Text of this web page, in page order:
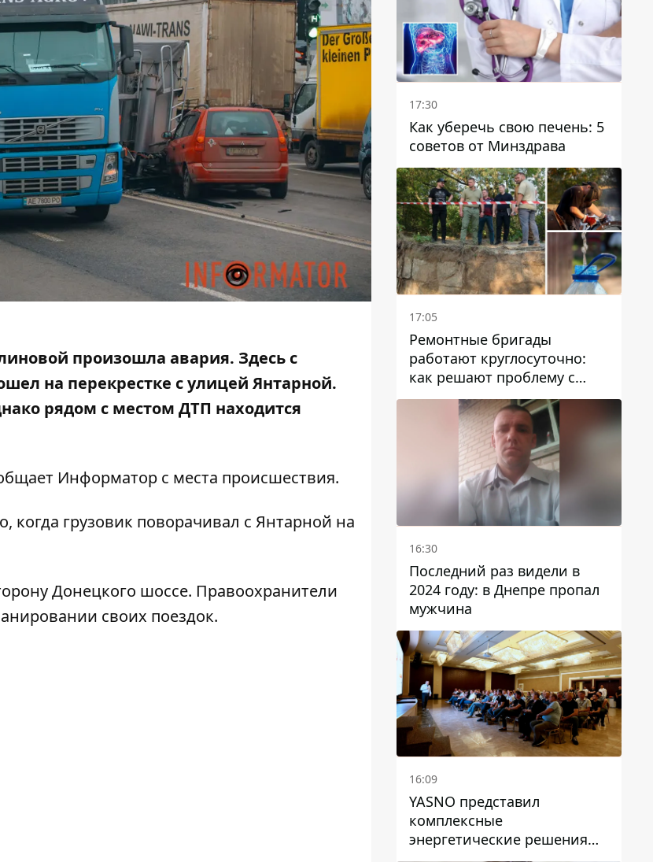
произошла авария. Здесь с
на перекрестке с улицей Янтарной.
рядом с местом ДТП находится
Информатор с места происшествия.
грузовик поворачивал с Янтарной на
Донецкого шоссе. Правоохранители
своих поездок.
17:30
Как уберечь свою печень: 5
советов от Минздрава
17:05
Ремонтные бригады
работают круглосуточно:
как решают проблему с
водой в Марганецкой
громаде
16:30
Последний раз видели в
2024 году: в Днепре пропал
мужчина
16:09
YASNO представил
комплексные
энергетические решения